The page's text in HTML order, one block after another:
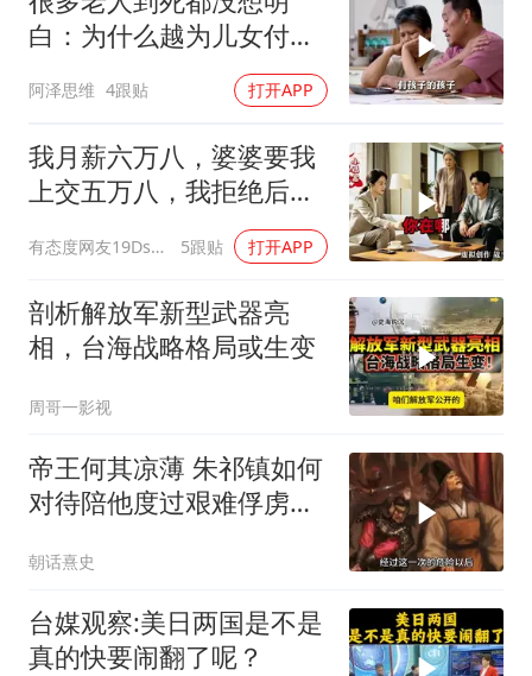
白：为什么越为儿女付
阿泽思维 4跟贴 打开APP
我月薪六万八，婆婆要我
上交五万八，我拒绝后她
换了门锁，12天后我决意
离婚
有态度网友19Dsym 5跟贴 打开APP
剖析解放军新型武器亮
相，台海战略格局或生变
周哥一影视
帝王何其凉薄 朱祁镇如何
对待陪他度过艰难俘虏生
朝话熹史
台媒观察:美日两国是不是
真的快要闹翻了呢？